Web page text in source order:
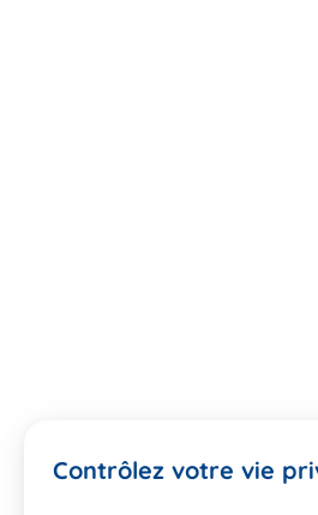
Contrôlez votre vie